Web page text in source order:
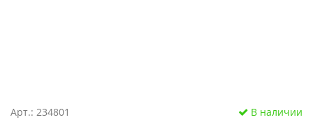
Арт.: 234801 В наличии